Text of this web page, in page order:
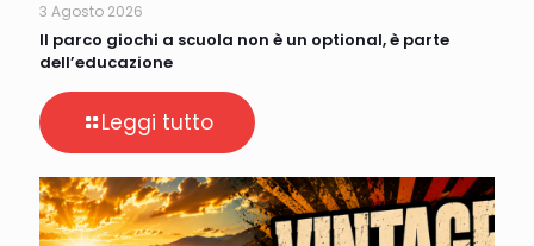
3 Agosto 2026
Il parco giochi a scuola non è un optional, è parte
dell’educazione
Leggi tutto